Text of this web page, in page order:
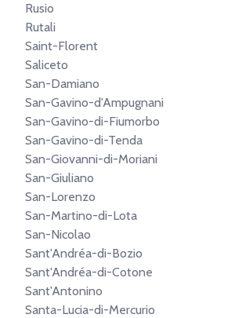
Rusio
Rutali
Saint-Florent
Saliceto
San-Damiano
San-Gavino-d'Ampugnani
San-Gavino-di-Fiumorbo
San-Gavino-di-Tenda
San-Giovanni-di-Moriani
San-Giuliano
San-Lorenzo
San-Martino-di-Lota
San-Nicolao
Sant'Andréa-di-Bozio
Sant'Andréa-di-Cotone
Sant'Antonino
Santa-Lucia-di-Mercurio